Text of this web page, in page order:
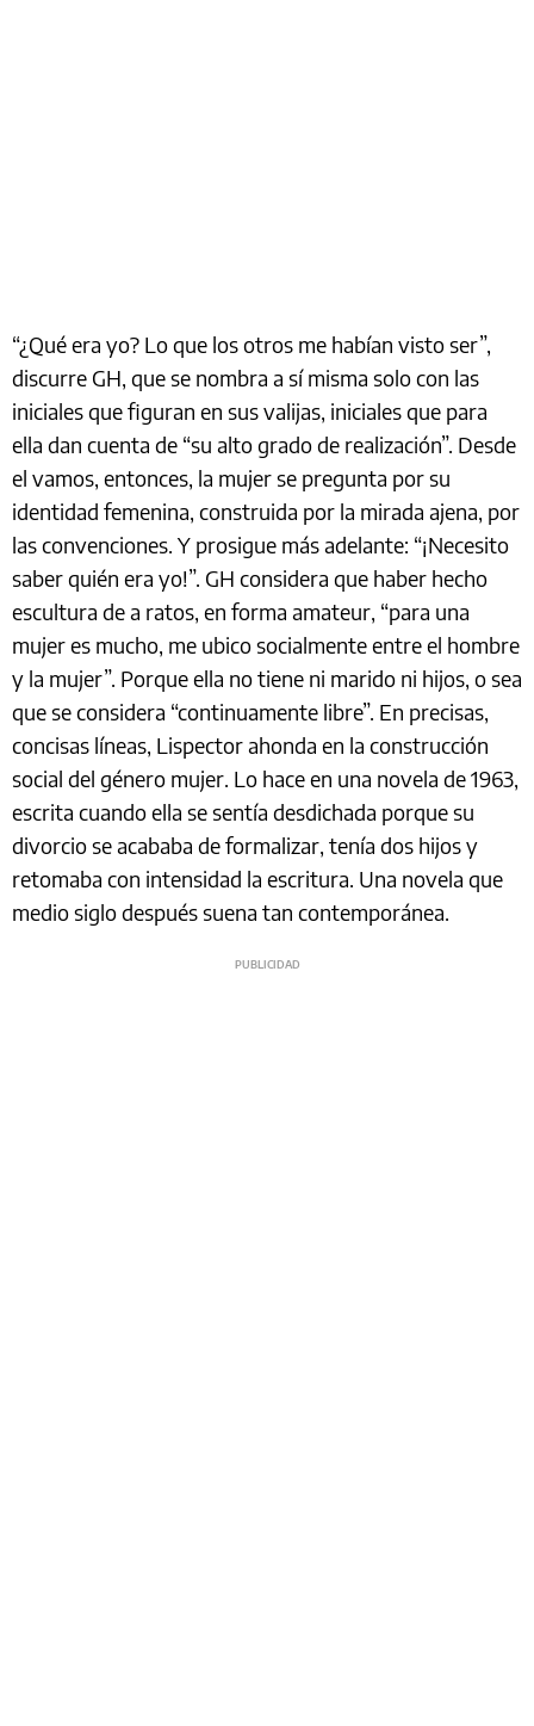
“¿Qué era yo? Lo que los otros me habían visto ser”,
discurre GH, que se nombra a sí misma solo con las
iniciales que figuran en sus valijas, iniciales que para
ella dan cuenta de “su alto grado de realización”. Desde
el vamos, entonces, la mujer se pregunta por su
identidad femenina, construida por la mirada ajena, por
las convenciones. Y prosigue más adelante: “¡Necesito
saber quién era yo!”. GH considera que haber hecho
escultura de a ratos, en forma amateur, “para una
mujer es mucho, me ubico socialmente entre el hombre
y la mujer”. Porque ella no tiene ni marido ni hijos, o sea
que se considera “continuamente libre”. En precisas,
concisas líneas, Lispector ahonda en la construcción
social del género mujer. Lo hace en una novela de 1963,
escrita cuando ella se sentía desdichada porque su
divorcio se acababa de formalizar, tenía dos hijos y
retomaba con intensidad la escritura. Una novela que
medio siglo después suena tan contemporánea.